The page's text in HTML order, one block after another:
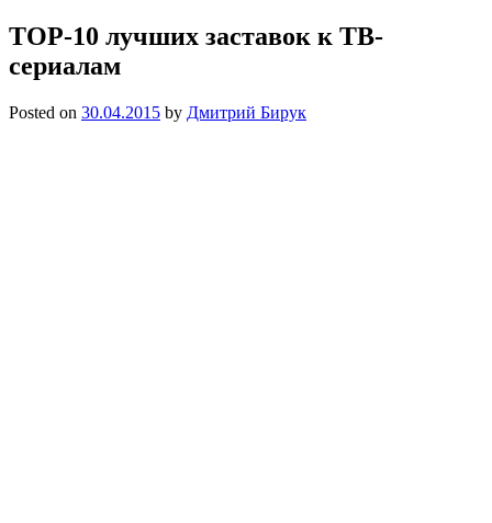
TOP-10 лучших заставок к ТВ-
сериалам
Posted on 30.04.2015 by Дмитрий Бирук